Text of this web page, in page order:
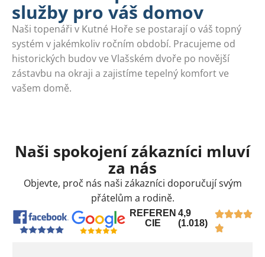
služby pro váš domov
Naši topenáři v Kutné Hoře se postarají o váš topný
systém v jakémkoliv ročním období. Pracujeme od
historických budov ve Vlašském dvoře po novější
zástavbu na okraji a zajistíme tepelný komfort ve
vašem domě.
Naši spokojení zákazníci mluví
za nás
Objevte, proč nás naši zákazníci doporučují svým
přátelům a rodině.
REFEREN
CIE
4,9
(1.018)